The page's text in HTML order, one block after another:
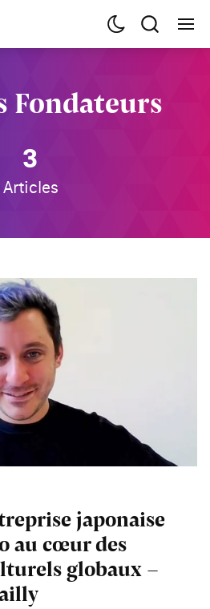
Fondateurs
3
Articles
japonaise
au cœur des
globaux -